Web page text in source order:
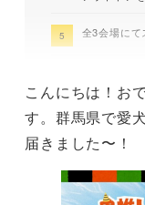
全3会場にて
こんにちは！お
す。群馬県で愛
届きました〜！